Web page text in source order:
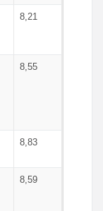
8,21
8,55
8,83
8,59